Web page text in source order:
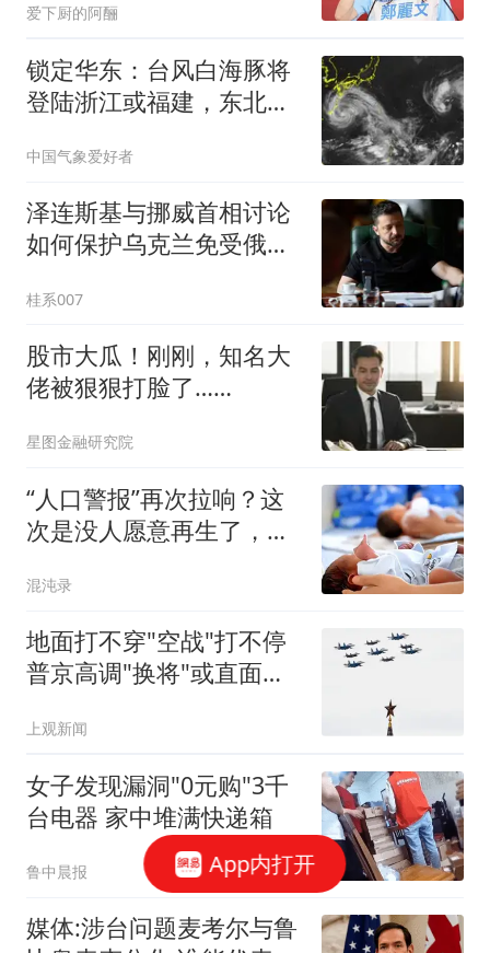
爱下厨的阿酾
锁定华东：台风白海豚将
登陆浙江或福建，东北山
中国气象爱好者
泽连斯基与挪威首相讨论
如何保护乌克兰免受俄罗
桂系007
股市大瓜！刚刚，知名大
佬被狠狠打脸了……
星图金融研究院
“人口警报”再次拉响？这
次是没人愿意再生了，专
混沌录
地面打不穿"空战"打不停
普京高调"换将"或直面消
上观新闻
女子发现漏洞"0元购"3千
台电器 家中堆满快递箱
鲁中晨报
媒体:涉台问题麦考尔与鲁
App内打开